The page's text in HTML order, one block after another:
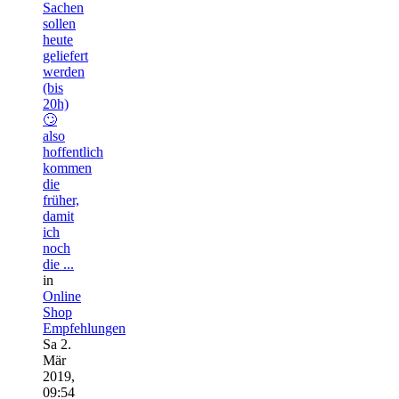
Sachen
sollen
heute
geliefert
werden
(bis
20h)
🙄
also
hoffentlich
kommen
die
früher,
damit
ich
noch
die ...
in
Online
Shop
Empfehlungen
Sa 2.
Mär
2019,
09:54